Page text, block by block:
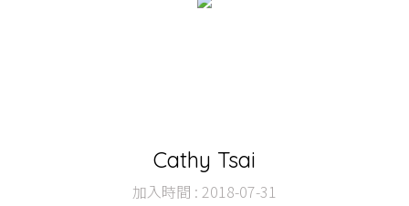
Cathy Tsai
加入時間 : 2018-07-31